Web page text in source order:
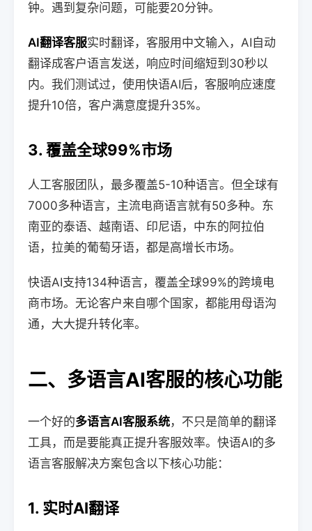
钟。遇到复杂问题，可能要20分钟。
AI翻译客服实时翻译，客服用中文输入，AI自动
翻译成客户语言发送，响应时间缩短到30秒以
内。我们测试过，使用快语AI后，客服响应速度
提升10倍，客户满意度提升35%。
3. 覆盖全球99%市场
人工客服团队，最多覆盖5-10种语言。但全球有
7000多种语言，主流电商语言就有50多种。东
南亚的泰语、越南语、印尼语，中东的阿拉伯
语，拉美的葡萄牙语，都是高增长市场。
快语AI支持134种语言，覆盖全球99%的跨境电
商市场。无论客户来自哪个国家，都能用母语沟
通，大大提升转化率。
二、多语言AI客服的核心功能
一个好的多语言AI客服系统，不只是简单的翻译
工具，而是要能真正提升客服效率。快语AI的多
语言客服解决方案包含以下核心功能：
1. 实时AI翻译